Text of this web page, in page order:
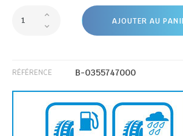
AJOUTER AU
RÉFÉRENCE B-0355747000